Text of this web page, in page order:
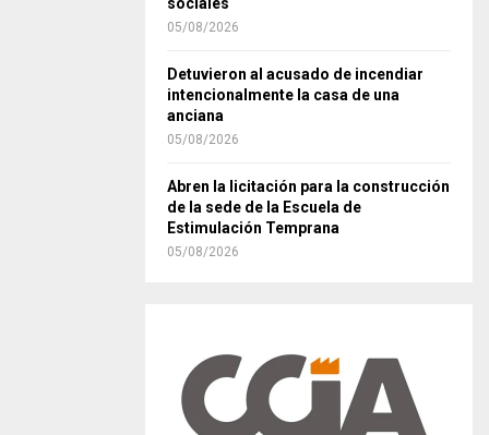
sociales
05/08/2026
Detuvieron al acusado de incendiar
intencionalmente la casa de una
anciana
05/08/2026
Abren la licitación para la construcción
de la sede de la Escuela de
Estimulación Temprana
05/08/2026